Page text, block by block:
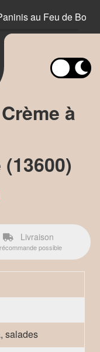
au Feu de Bois
à
Livraison
possible
salades